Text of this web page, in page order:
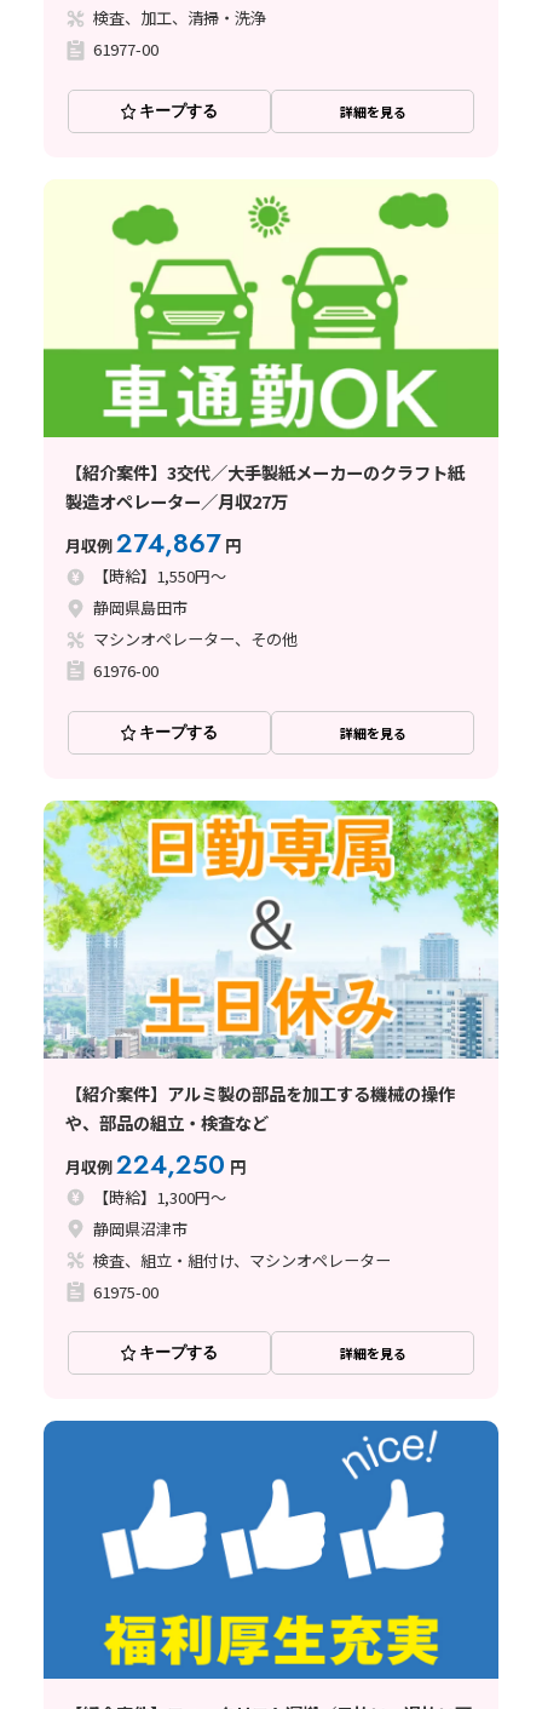
検査、加工、清掃・洗浄
61977-00
キープする 詳細を見る
【紹介案件】3交代／大手製紙メーカーのクラフト紙
製造オペレーター／月収27万
月収例274,867 円
【時給】1,550円～
静岡県島田市
マシンオペレーター、その他
61976-00
キープする 詳細を見る
【紹介案件】アルミ製の部品を加工する機械の操作
や、部品の組立・検査など
月収例224,250 円
【時給】1,300円～
静岡県沼津市
検査、組立・組付け、マシンオペレーター
61975-00
キープする 詳細を見る